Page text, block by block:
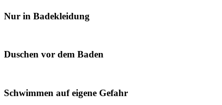
Nur in Badekleidung
Duschen vor dem Baden
Schwimmen auf eigene Gefahr